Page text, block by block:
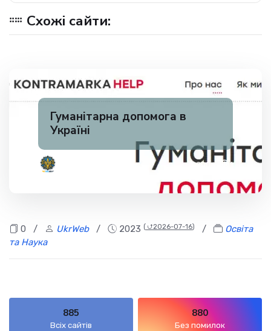
Схожі сайти:
Гуманітарна допомога в
Україні
✅ 200 1
0 / UkrWeb/ 2023 ( ⮍2026-07-16) /
Освіта
та Наука
885
Всіх сайтів
880
Без помилок